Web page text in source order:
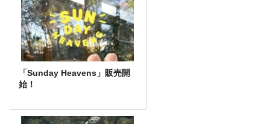
「Sunday Heavens」販売開
始！